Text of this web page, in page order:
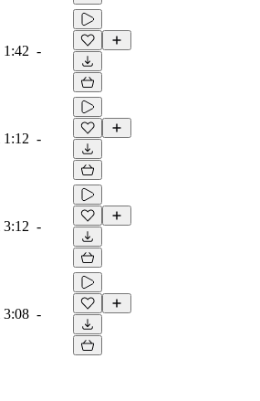
1:42 -
1:12 -
3:12 -
3:08 -